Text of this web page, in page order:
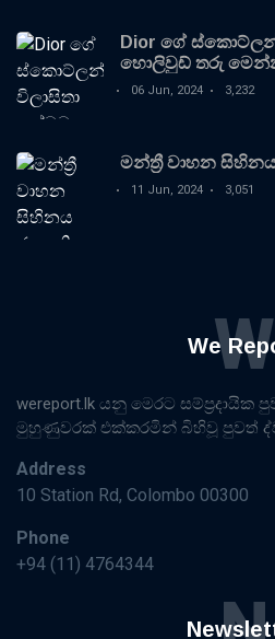
Dior ගේ
හොලිවුඩ් තරු
06 Jun, 2024 3,232
මන්ත්‍රී වාහන
11 Jun, 2024 3,051
WeW
wereport.lk යනු මෙරට
මුහුණුවරක් එක්කරමින් බිහිවූ පුවත්
Address
10 Station Rd, Colombo 00300
Phone
+94 (11) 4764344